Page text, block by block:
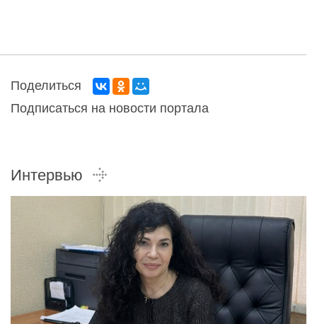
Поделиться
Подписаться на новости портала
Интервью